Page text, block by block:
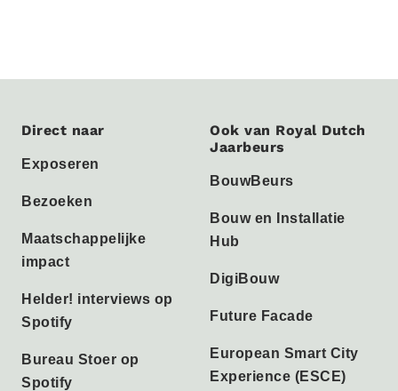
Direct naar
Exposeren
Bezoeken
Maatschappelijke
impact
Helder! interviews op
Spotify
Bureau Stoer op
Spotify
Ook van Royal Dutch
Jaarbeurs
BouwBeurs
Bouw en Installatie
Hub
DigiBouw
Future Facade
European Smart City
Experience (ESCE)